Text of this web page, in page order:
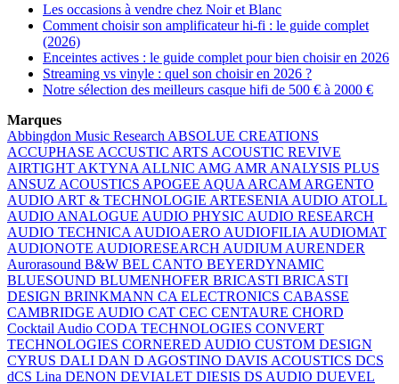
Les occasions à vendre chez Noir et Blanc
Comment choisir son amplificateur hi-fi : le guide complet
(2026)
Enceintes actives : le guide complet pour bien choisir en 2026
Streaming vs vinyle : quel son choisir en 2026 ?
Notre sélection des meilleurs casque hifi de 500 € à 2000 €
Marques
Abbingdon Music Research ABSOLUE CREATIONS
ACCUPHASE ACCUSTIC ARTS ACOUSTIC REVIVE
AIRTIGHT AKTYNA ALLNIC AMG AMR ANALYSIS PLUS
ANSUZ ACOUSTICS APOGEE AQUA ARCAM ARGENTO
AUDIO ART & TECHNOLOGIE ARTESENIA AUDIO ATOLL
AUDIO ANALOGUE AUDIO PHYSIC AUDIO RESEARCH
AUDIO TECHNICA AUDIOAERO AUDIOFILIA AUDIOMAT
AUDIONOTE AUDIORESEARCH AUDIUM AURENDER
Aurorasound B&W BEL CANTO BEYERDYNAMIC
BLUESOUND BLUMENHOFER BRICASTI BRICASTI
DESIGN BRINKMANN CA ELECTRONICS CABASSE
CAMBRIDGE AUDIO CAT CEC CENTAURE CHORD
Cocktail Audio CODA TECHNOLOGIES CONVERT
TECHNOLOGIES CORNERED AUDIO CUSTOM DESIGN
CYRUS DALI DAN D AGOSTINO DAVIS ACOUSTICS DCS
dCS Lina DENON DEVIALET DIESIS DS AUDIO DUEVEL